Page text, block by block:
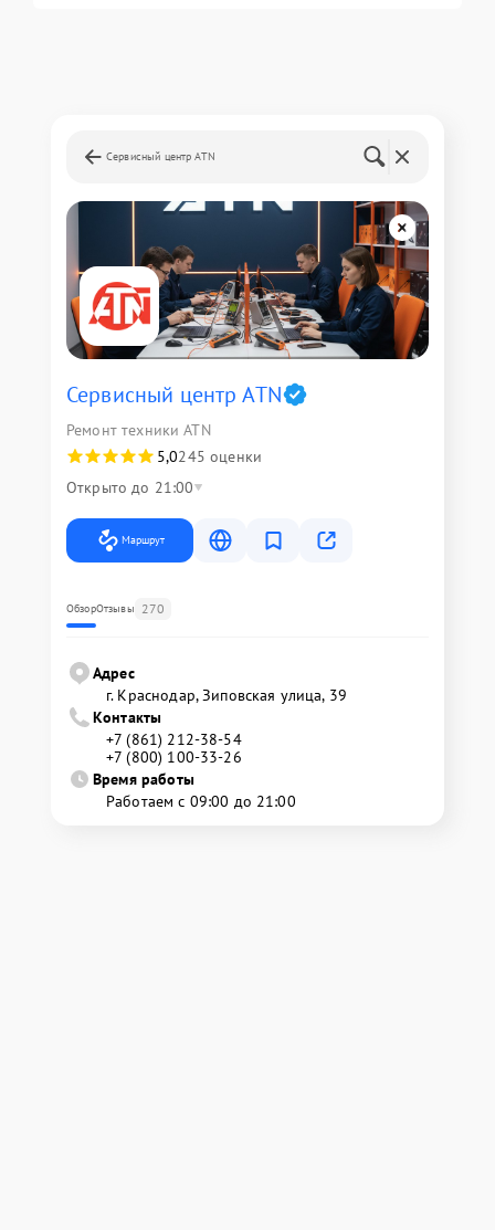
Сервисный центр ATN
Сервисный центр ATN
Ремонт техники ATN
5,0245 оценки
Открыто до 21:00
Маршрут
ОбзорОтзывы 270
Адрес
г. Краснодар, Зиповская улица, 39
Контакты
+7 (861) 212-38-54
+7 (800) 100-33-26
Время работы
Работаем с 09:00 до 21:00